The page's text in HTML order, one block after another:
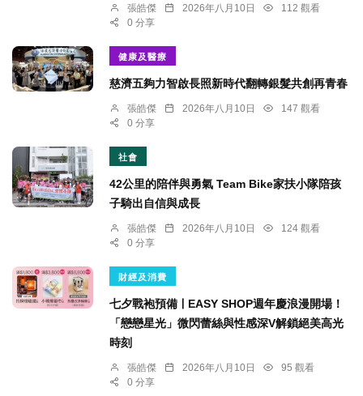
張皓傑 2026年八月10日
112 觀看
0 分享
健康及醫療
慈濟五夠力智啟長照新時代翻轉銀髮共創再青春
張皓傑 2026年八月10日
147 觀看
0 分享
社會
42公里的陪伴與勇氣 Team Bike家扶小隊陪孩
子騎出自信與成長
張皓傑 2026年八月10日
124 觀看
0 分享
財經及消費
七夕戰袍預備ￜEASY SHOP週年慶浪漫開場！
「戀戀星光」微閃蕾絲與性感深V解鎖絕美高光
時刻
張皓傑 2026年八月10日
95 觀看
0 分享